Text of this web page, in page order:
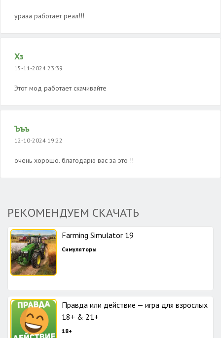
урааа работает реал!!!
Хз
15-11-2024 23:39
Этот мод работает скачивайте
Ъъъ
12-10-2024 19:22
очень хорошо. благодарю вас за это !!
РЕКОМЕНДУЕМ СКАЧАТЬ
Farming Simulator 19
Симуляторы
Правда или действие — игра для взрослых
18+ & 21+
18+